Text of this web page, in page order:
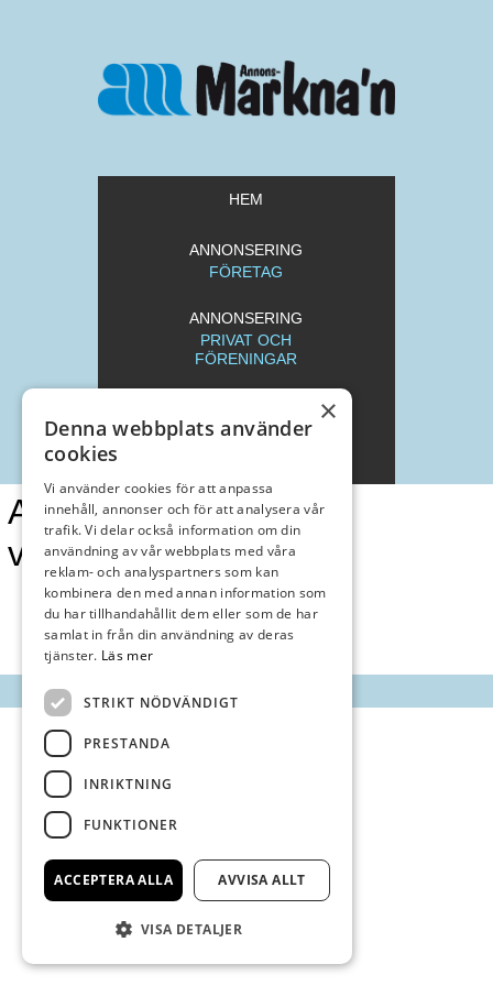
HEM
ANNONSERING
FÖRETAG
ANNONSERING
PRIVAT OCH
FÖRENINGAR
AnnonsMarknan
vecka 4
×
Denna webbplats använder
cookies
Vi använder cookies för att anpassa
innehåll, annonser och för att analysera vår
trafik. Vi delar också information om din
användning av vår webbplats med våra
reklam- och analyspartners som kan
kombinera den med annan information som
du har tillhandahållit dem eller som de har
samlat in från din användning av deras
tjänster. Läs mer
STRIKT NÖDVÄNDIGT
PRESTANDA
INRIKTNING
FUNKTIONER
ACCEPTERA ALLA AVVISA ALLT
VISA DETALJER